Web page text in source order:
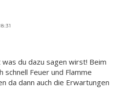
was du dazu sagen wirst! Beim
schnell Feuer und Flamme
da dann auch die Erwartungen